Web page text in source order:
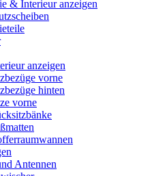
& Interieur anzeigen
anzeigen
vorne
hinten
vorne
Antennen